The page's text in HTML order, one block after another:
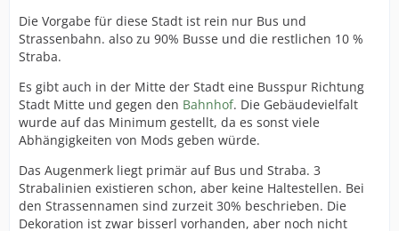
Die Vorgabe für diese Stadt ist rein nur Bus und
Strassenbahn. also zu 90% Busse und die restlichen 10 %
Straba.
Es gibt auch in der Mitte der Stadt eine Busspur Richtung
Stadt Mitte und gegen den Bahnhof. Die Gebäudevielfalt
wurde auf das Minimum gestellt, da es sonst viele
Abhängigkeiten von Mods geben würde.
Das Augenmerk liegt primär auf Bus und Straba. 3
Strabalinien existieren schon, aber keine Haltestellen. Bei
den Strassennamen sind zurzeit 30% beschrieben. Die
Dekoration ist zwar bisserl vorhanden, aber noch nicht